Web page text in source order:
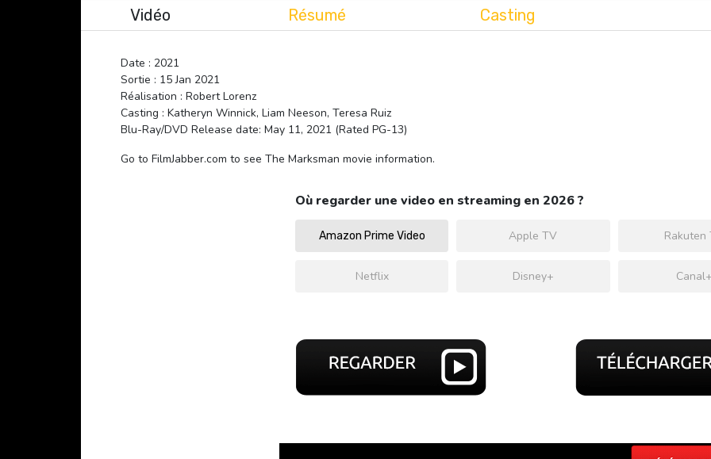
Vidéo Résumé Casting
Date : 2021
Sortie : 15 Jan 2021
Réalisation : Robert Lorenz
Casting : Katheryn Winnick, Liam Neeson, Teresa Ruiz
Blu-Ray/DVD Release date: May 11, 2021 (Rated PG-13)
Go to FilmJabber.com to see The Marksman movie information.
Où regarder une video en streaming en 2026 ?
Amazon Prime Video Apple TV Rakuten
Netflix Disney+